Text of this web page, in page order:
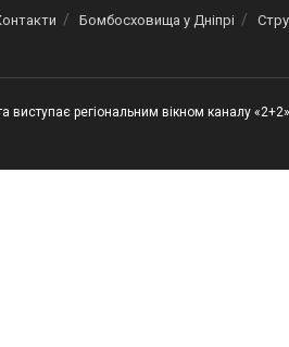
Бомбосховища у Дніпрі
регіональним вікном каналу